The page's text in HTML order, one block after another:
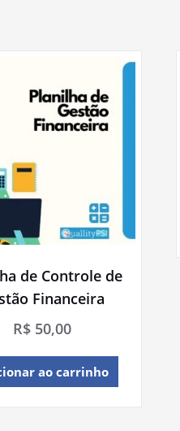
de Controle de
Financeira
R$50,00
ao carrinho